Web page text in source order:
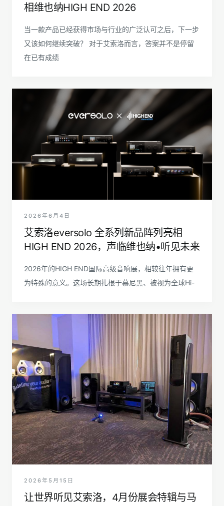
相维也纳HIGH END 2026
当一款产品已经获得市场与行业的广泛认可之后，下一步
又该如何继续突破？ 对于艾索洛而言，答案并不是停留
在已有成绩
2026年6月4日
艾索洛eversolo 全系列新品阵列亮相
HIGH END 2026，声临维也纳•听见未来
2026年的HIGH END国际高级音响展，相较往年拥有更
为特殊的意义。这场长期扎根于慕尼黑、被视为全球Hi-
2026年5月15日
让世界听见艾索洛，4月份展会特辑与马